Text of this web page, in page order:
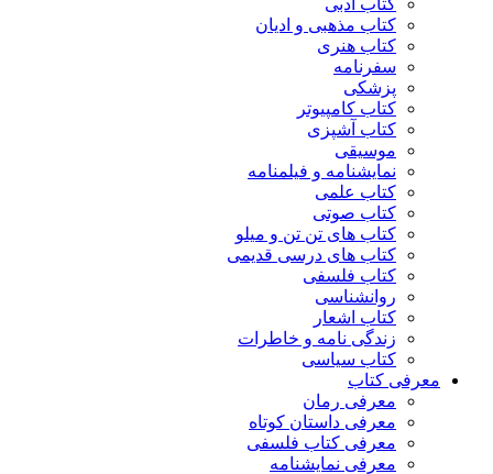
کتاب ادبی
کتاب مذهبی و ادیان
کتاب هنری
سفرنامه
پزشکی
کتاب کامپیوتر
کتاب آشپزی
موسیقی
نمایشنامه و فیلمنامه
کتاب علمی
کتاب صوتی
کتاب های تن تن و میلو
کتاب های درسی قدیمی
کتاب فلسفی
روانشناسی
کتاب اشعار
زندگی نامه و خاطرات
کتاب سیاسی
معرفی کتاب
معرفی رمان
معرفی داستان کوتاه
معرفی کتاب فلسفی
معرفی نمایشنامه